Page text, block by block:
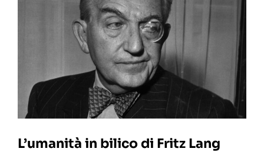
L’umanità in bilico di Fritz Lang